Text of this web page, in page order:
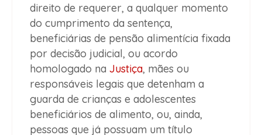
direito de requerer, a qualquer momento
do cumprimento da sentença,
beneficiárias de pensão alimentícia fixada
por decisão judicial, ou acordo
homologado na Justiça, mães ou
responsáveis legais que detenham a
guarda de crianças e adolescentes
beneficiários de alimento, ou, ainda,
pessoas que já possuam um título